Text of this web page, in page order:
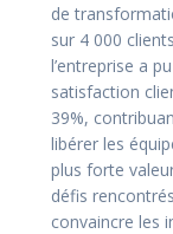
de
sur 4 000
l’entreprise a
satisfaction
39%,
libérer les
plus forte
défis
convaincre les